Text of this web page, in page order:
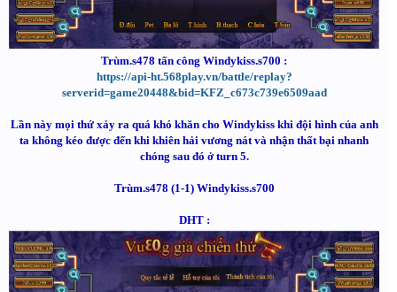
Trùm.s478 tấn công Windykiss.s700 :
https://api-ht.568play.vn/battle/replay?
serverid=game20448&bid=KFZ_c673c739e6509aad
Lần này mọi thứ xảy ra quá khó khăn cho Windykiss khi đội hình của anh
ta không kéo được đến khi khiên hải vương nát và nhận thất bại nhanh
chóng sau đó ở turn 5.
Trùm.s478 (1-1) Windykiss.s700
DHT :